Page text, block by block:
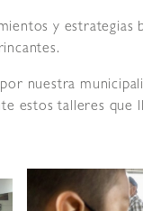
y estrategias
nuestra
estos talleres que